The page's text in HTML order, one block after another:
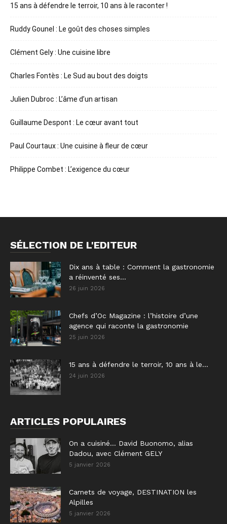
15 ans à défendre le terroir, 10 ans à le raconter !
Ruddy Gounel : Le goût des choses simples
Clément Gely : Une cuisine libre
Charles Fontès : Le Sud au bout des doigts
Julien Dubroc : L’âme d’un artisan
Guillaume Despont : Le cœur avant tout
Paul Courtaux : Une cuisine à fleur de cœur
Philippe Combet : L’exigence du cœur
SÉLECTION DE L'EDITEUR
Dix ans à table : Comment la gastronomie
a réinventé ses...
26 juin 2026
Chefs d’Oc Magazine : l’histoire d’une
agence qui raconte la gastronomie
25 juin 2026
15 ans à défendre le terroir, 10 ans à le...
24 juin 2026
ARTICLES POPULAIRES
On a cuisiné… David Buonomo, alias
Dadou, avec Clément GELY
5 janvier 2026
Carnets de voyage, DESTINATION les
Alpilles
5 janvier 2026